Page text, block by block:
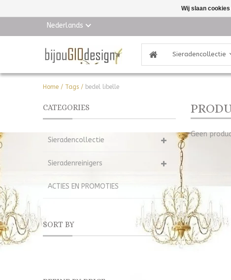
Nederlands
Sieradencollectie
Home / Tags / bedel libelle
CATEGORIES
Sieradencollectie
Sieradenreinigers
ACTIES EN PROMOTIES
SORT BY
Geen
Wij slaan